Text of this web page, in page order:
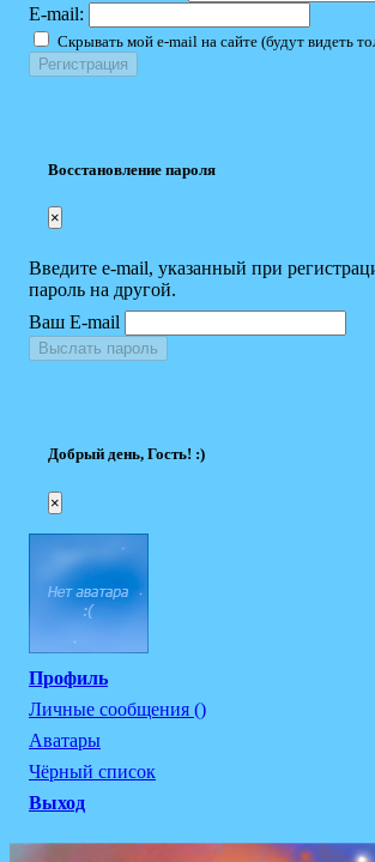
E-mail:
Скрывать мой e-mail на сайте (будут видеть
Восстановление пароля
×
Введите e-mail, указанный при
пароль на другой.
Ваш E-mail
Выслать пароль
Добрый день, Гость! :)
×
Профиль
Личные сообщения ()
Аватары
Чёрный список
Выход